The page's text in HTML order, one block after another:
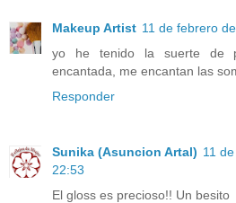
Makeup Artist 11 de febrero
yo he tenido la suerte de
encantada, me encantan las
Responder
Sunika (Asuncion Artal) 11
22:53
El gloss es precioso!! Un besito